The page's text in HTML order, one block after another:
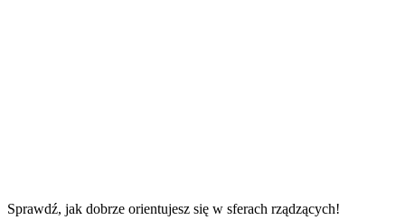
Sprawdź, jak dobrze orientujesz się w sferach rządzących!